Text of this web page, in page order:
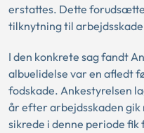
erstattes. Dette
tilknytning til
I den konkrete sag fandt
albuelidelse var en afledt
fodskade. Ankestyrelsen
år efter arbejdsskaden
sikrede i denne periode